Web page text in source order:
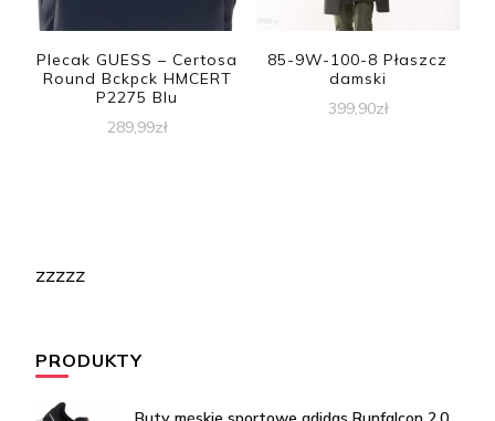
Plecak GUESS – Certosa
Round Bckpck HMCERT
P2275 Blu
289,99zł
85-9W-100-8 Płaszcz
damski
399,90zł
zzzzz
PRODUKTY